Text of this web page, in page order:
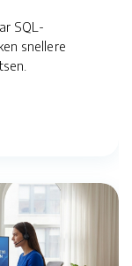
SQL-
snellere